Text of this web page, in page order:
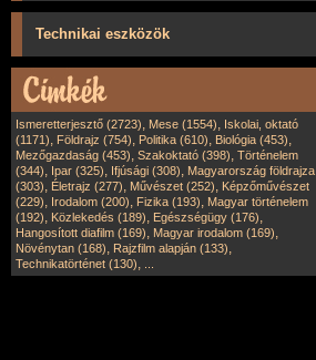
Technikai eszközök
Ismeretterjesztő (2723), Mese (1554), Iskolai, oktató
(1171), Földrajz (754), Politika (610), Biológia (453),
Mezőgazdaság (453), Szakoktató (398), Történelem
(344), Ipar (325), Ifjúsági (308), Magyarország földrajza
(303), Életrajz (277), Művészet (252), Képzőművészet
(229), Irodalom (200), Fizika (193), Magyar történelem
(192), Közlekedés (189), Egészségügy (176),
Hangosított diafilm (169), Magyar irodalom (169),
Növénytan (168), Rajzfilm alapján (133),
Technikatörténet (130),